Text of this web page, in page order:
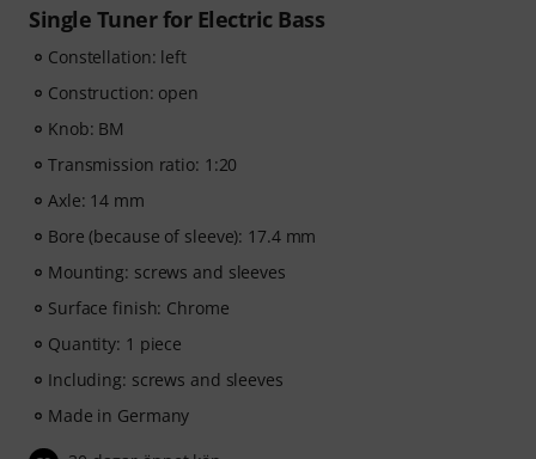
Single Tuner for Electric Bass
Constellation: left
Construction: open
Knob: BM
Transmission ratio: 1:20
Axle: 14 mm
Bore (because of sleeve): 17.4 mm
Mounting: screws and sleeves
Surface finish: Chrome
Quantity: 1 piece
Including: screws and sleeves
Made in Germany